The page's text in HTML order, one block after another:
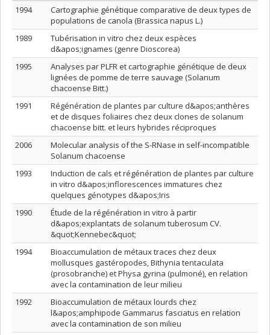
1994
Cartographie génétique comparative de deux types de
populations de canola (Brassica napus L.)
1989
Tubérisation in vitro chez deux espèces
d&apos;ignames (genre Dioscorea)
1995
Analyses par PLFR et cartographie génétique de deux
lignées de pomme de terre sauvage (Solanum
chacoense Bitt.)
1991
Régénération de plantes par culture d&apos;anthères
et de disques foliaires chez deux clones de solanum
chacoense bitt. et leurs hybrides réciproques
2006
Molecular analysis of the S-RNase in self-incompatible
Solanum chacoense
1993
Induction de cals et régénération de plantes par culture
in vitro d&apos;inflorescences immatures chez
quelques génotypes d&apos;Iris
1990
Étude de la régénération in vitro à partir
d&apos;explantats de solanum tuberosum CV.
&quot;Kennebec&quot;
1994
Bioaccumulation de métaux traces chez deux
mollusques gastéropodes, Bithynia tentaculata
(prosobranche) et Physa gyrina (pulmoné), en relation
avec la contamination de leur milieu
1992
Bioaccumulation de métaux lourds chez
l&apos;amphipode Gammarus fasciatus en relation
avec la contamination de son milieu